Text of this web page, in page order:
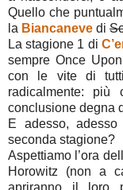
Quello che
la Biancaneve di
La stagione 1 di
sempre Once
con le vite di
radicalmente: più
conclusione degna
E adesso,
seconda stagione?
Aspettiamo l’ora
Horowitz (non a
apriranno il loro